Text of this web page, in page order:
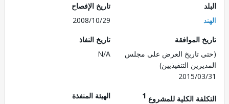
تاريخ الإفصاح
2008/10/29
الموافقة
تاريخ العرض على مجلس
التنفيذيين)
2015/
تاريخ النفاذ
N/A
الكلية للمشروع1
الهيئة المنفذة